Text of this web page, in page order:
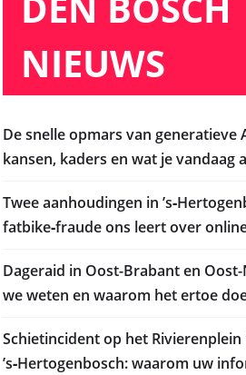
NIEUWS
De snelle opmars van generatieve
kansen, kaders en wat je vandaag
Twee aanhoudingen in
fatbike‑fraude ons leert over
Dageraid in Oost-Brabant en
we weten en waarom het ertoe
Schietincident op het Rivierenplein
’s‑Hertogenbosch: waarom uw